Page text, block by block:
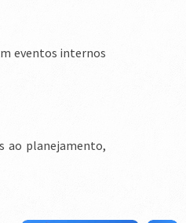
eventos internos
ao planejamento,